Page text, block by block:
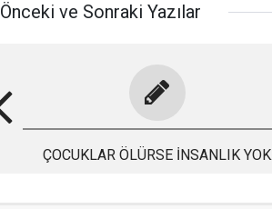
Önceki ve Sonraki Yazılar
ÇOCUKLAR ÖLÜRSE İNSANLIK YOK